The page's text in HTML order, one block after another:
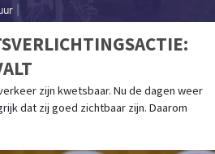
zijn kwetsbaar. Nu de dagen weer
dat zij goed zichtbaar zijn. Daarom